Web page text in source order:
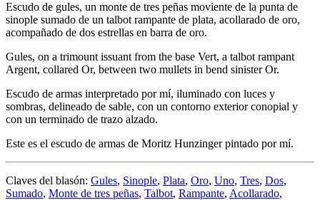
Escudo de gules, un monte de tres peñas moviente de la punta de
sinople sumado de un talbot rampante de plata, acollarado de oro,
acompañado de dos estrellas en barra de oro.
Gules, on a trimount issuant from the base Vert, a talbot rampant
Argent, collared Or, between two mullets in bend sinister Or.
Escudo de armas interpretado por mí, iluminado con luces y
sombras, delineado de sable, con un contorno exterior conopial y
con un terminado de trazo alzado.
Este es el escudo de armas de Moritz Hunzinger pintado por mí.
Claves del blasón: Gules, Sinople, Plata, Oro, Uno, Tres, Dos,
Sumado, Monte de tres peñas, Talbot, Rampante, Acollarado,